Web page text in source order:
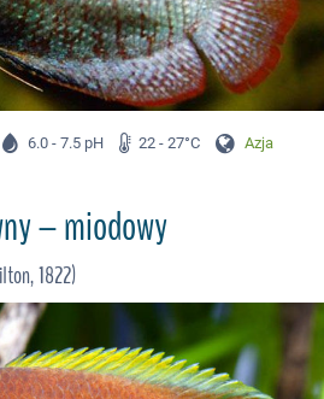
6.0 - 7.5 pH 22 - 27°C Azja
– miodowy
1822)